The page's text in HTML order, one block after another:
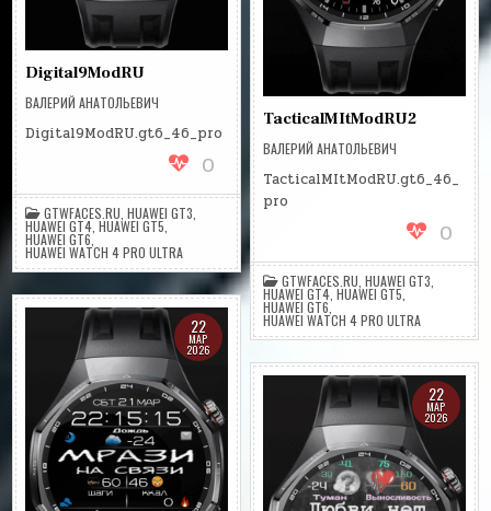
Digital9ModRU
ВАЛЕРИЙ АНАТОЛЬЕВИЧ
Digital9ModRU.gt6_46_pro
0
GTWFACES.RU ,HUAWEI GT3
HUAWEI GT4 ,HUAWEI GT5
HUAWEI GT6,
HUAWEI WATCH 4 PRO ULTRA
TacticalMItModRU2
ВАЛЕРИЙ АНАТОЛЬЕВИЧ
TacticalMItModRU.gt6_46_
pro
0
GTWFACES.RU ,HUAWEI GT3
HUAWEI GT4 ,HUAWEI GT5
HUAWEI GT6,
HUAWEI WATCH 4 PRO ULTRA
22
МАР
2026
22
МАР
2026